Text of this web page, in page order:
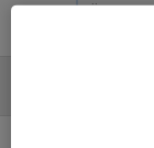
Fristad